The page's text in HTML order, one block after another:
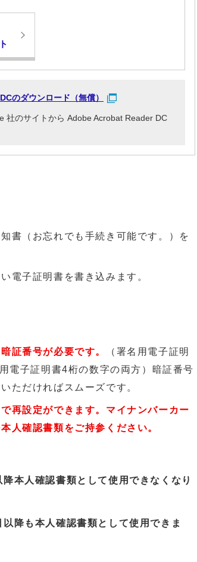
のダウンロード（無償）
社のサイトから Adobe Acrobat Reader DC
書（お忘れでも手続き可能です。）を
電子証明書を書き込みます。
証番号が必要です。
（署名用電子証明
電子証明書4桁の数字の両方）暗証番号
ただければスムーズです。
再設定ができます。マイナンバーカー
人確認書類をご持参ください。
本人確認書類として使用できなくなり
本人確認書類として使用できま